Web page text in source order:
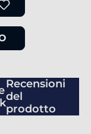
Recensioni
del
prodotto